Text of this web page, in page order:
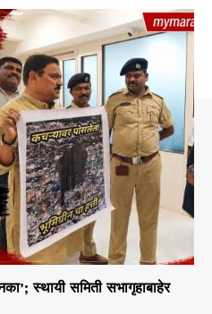
स्थायी समिती सभागृहाबाहेर